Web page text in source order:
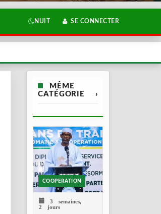
NUIT SE CONNECTER
MÊME
CATÉGORIE
›
COOPERATION
3 semaines,
2 jours